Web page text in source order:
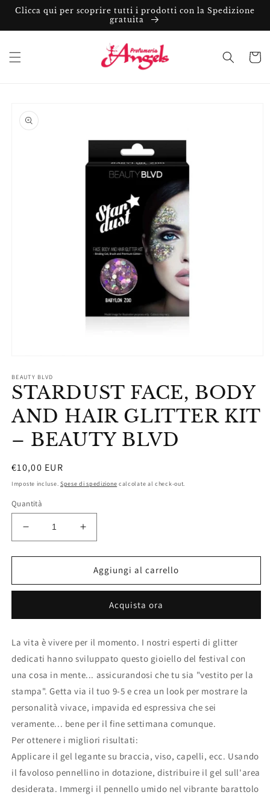
direttamente
Clicca qui per scoprire tutti i prodotti con la Spedizione
gratuita
Carrello
informazioni
sul prodotto
multimediali
1
in
modale
BEAUTY BLVD
STARDUST FACE, BODY
AND HAIR GLITTER KIT
– BEAUTY BLVD
Prezzo
di
€10,00 EUR
Imposte incluse. Spese di spedizione calcolate al check-out.
Quantità
Diminuisci
quantità
per
FACE,
HAIR
KIT
–
BEAUTY
Aumenta
quantità
per
STARDUST
FACE,
HAIR
KIT
–
BEAUTY
Aggiungi al carrello
Acquista ora
La vita è vivere per il momento. I nostri esperti di glitter
dedicati hanno sviluppato questo gioiello del festival con
una cosa in mente... assicurandosi che tu sia "vestito per la
stampa". Getta via il tuo 9-5 e crea un look per mostrare la
personalità vivace, impavida ed espressiva che sei
veramente... bene per il fine settimana comunque.
Per ottenere i migliori risultati:
Applicare il gel legante su braccia, viso, capelli, ecc. Usando
il favoloso pennellino in dotazione, distribuire il gel sull'area
desiderata. Immergi il pennello umido nel vibrante barattolo